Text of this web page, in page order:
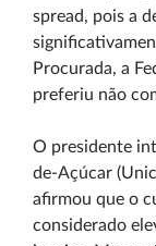
spread, pois a
Procurada, a
preferiu não
O presidente
de-Açúcar
afirmou que o
considerado